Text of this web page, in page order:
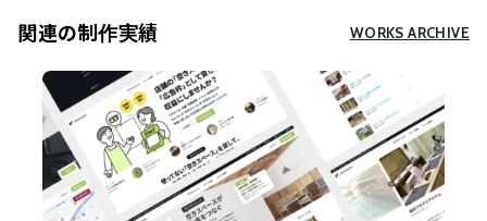
関連の制作実績 WORKS ARCHIVE